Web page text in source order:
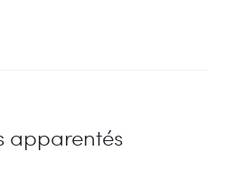
apparentés